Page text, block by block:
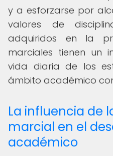
y a esforzarse por
valores de
adquiridos en la
marciales tienen un
vida diaria de los
ámbito académico
La influencia de
marcial en el
académico